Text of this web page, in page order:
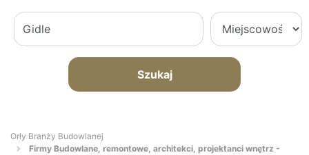
Szukaj
Orły Branży Budowlanej
Firmy Budowlane, remontowe, architekci, projektanci wnętrz -